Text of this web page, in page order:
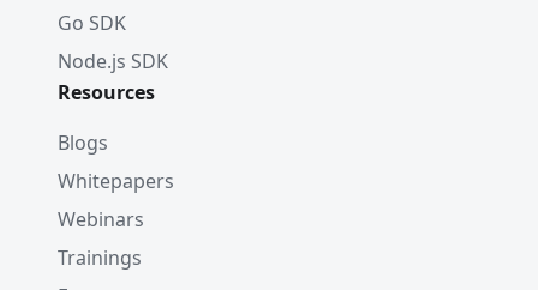
Go SDK
Node.js SDK
Resources
Blogs
Whitepapers
Webinars
Trainings